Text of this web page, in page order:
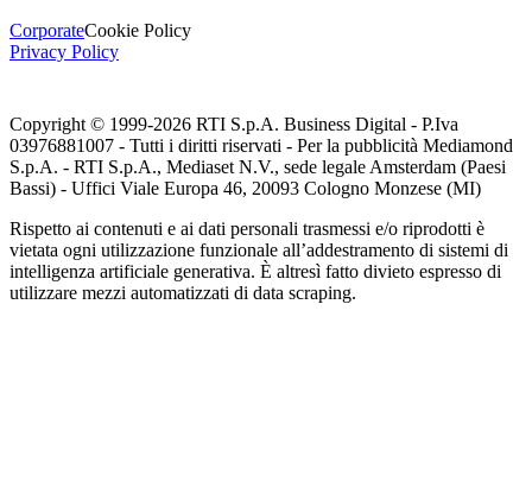
CorporateCookie Policy
Privacy Policy
Copyright © 1999-2026 RTI S.p.A. Business Digital - P.Iva
03976881007 - Tutti i diritti riservati - Per la pubblicità Mediamond
S.p.A. - RTI S.p.A., Mediaset N.V., sede legale Amsterdam (Paesi
Bassi) - Uffici Viale Europa 46, 20093 Cologno Monzese (MI)
Rispetto ai contenuti e ai dati personali trasmessi e/o riprodotti è
vietata ogni utilizzazione funzionale all’addestramento di sistemi di
intelligenza artificiale generativa. È altresì fatto divieto espresso di
utilizzare mezzi automatizzati di data scraping.